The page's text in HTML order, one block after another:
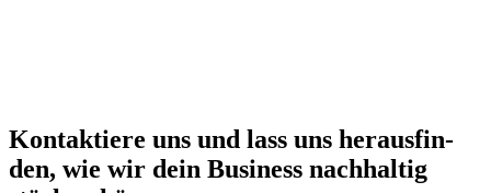
Kon­tak­tie­re uns und lass uns her­aus­fin­
den, wie wir dein Busi­ness nach­hal­tig